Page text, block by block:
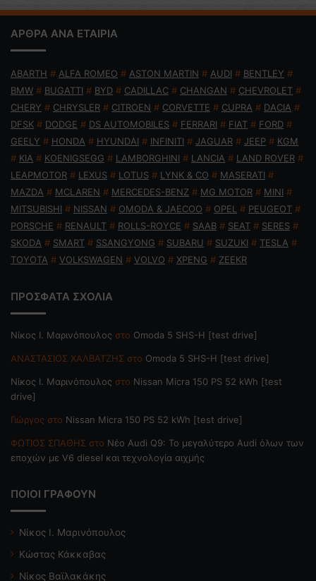
ΑΡΘΡΑ ΑΝΑ ΕΤΑΙΡΙΑ
ABARTH # ALFA ROMEO # ASTON MARTIN # AUDI # BENTLEY #
BMW # BUGATTI # BYD # CADILLAC # CHANGAN # CHEVROLET #
CHERY # CHRYSLER # CITROEN # CORVETTE # CUPRA # DACIA #
DFSK # DODGE # DS AUTOMOBILES # FERRARI # FIAT # FORD #
GEELY # HONDA # HYUNDAI # INFINITI # JAGUAR # JEEP # KGM
# KIA # KOENIGSEGG # LAMBORGHINI # LANCIA # LAND ROVER #
LEAPMOTOR # LEXUS # LOTUS # LYNK & CO # MASERATI #
MAZDA # MCLAREN # MERCEDES-BENZ # MG MOTOR # MINI #
MITSUBISHI # NISSAN # OMODA & JAECOO # OPEL # PEUGEOT #
PORSCHE # RENAULT # ROLLS-ROYCE # SAAB # SEAT # SERES #
SKODA # SMART # SSANGYONG # SUBARU # SUZUKI # TESLA #
TOYOTA # VOLKSWAGEN # VOLVO # XPENG # ZEEKR
ΠΡΟΣΦΑΤΑ ΣΧΟΛΙΑ
Nίκος Ι. Mαρινόπουλος στο Omoda 5 SHS-H [test drive]
ΑΝΑΣΤΑΣΙΟΣ ΧΑΛΒΑΤΖΗΣ στο Omoda 5 SHS-H [test drive]
Nίκος Ι. Mαρινόπουλος στο Nissan Micra 150 PS 52 kWh [test
drive]
Γιώργος στο Nissan Micra 150 PS 52 kWh [test drive]
ΦΩΤΙΟΣ ΣΠΑΘΗΣ στο Νέο Audi Q9: Το μεγαλύτερο Audi όλων των
εποχών με V6 diesel και τεχνολογία αιχμής
ΠΟΙΟΙ ΓΡΑΦΟΥΝ
Νίκος Ι. Μαρινόπουλος
Κώστας Κάκκαβας
Νίκος Βαϊλακάκης